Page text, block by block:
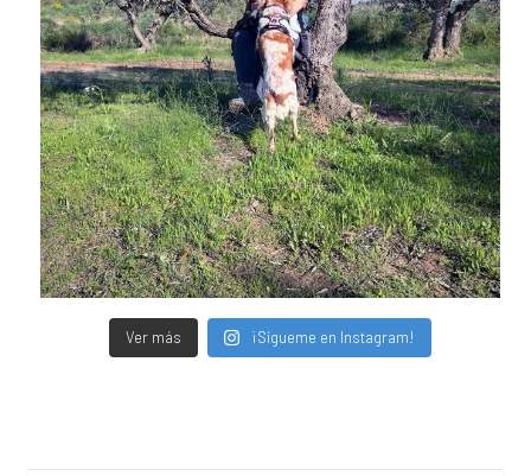
Ver más ¡Sígueme en Instagram!